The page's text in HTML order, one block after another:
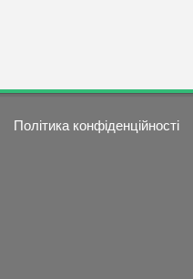
Політика конфіденційності